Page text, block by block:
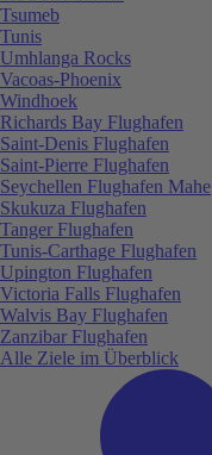
Tsumeb
Tunis
Umhlanga Rocks
Vacoas-Phoenix
Windhoek
Richards Bay Flughafen
Saint-Denis Flughafen
Saint-Pierre Flughafen
Seychellen Flughafen Mahe
Skukuza Flughafen
Tanger Flughafen
Tunis-Carthage Flughafen
Upington Flughafen
Victoria Falls Flughafen
Walvis Bay Flughafen
Zanzibar Flughafen
Alle Ziele im Überblick